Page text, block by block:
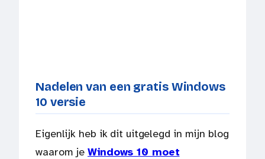
Nadelen van een gratis Windows
10 versie
Eigenlijk heb ik dit uitgelegd in mijn blog
waarom jeWindows 10 moet